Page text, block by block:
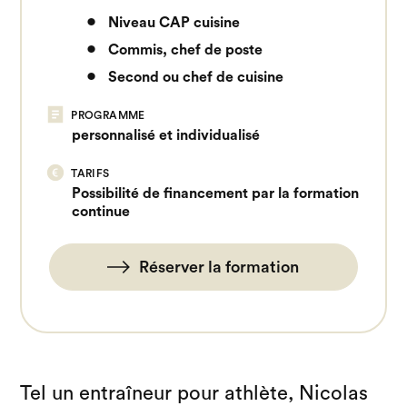
Tel un entraîneur pour athlète, Nicolas
Niveau CAP cuisine
Commis, chef de poste
Second ou chef de cuisine
PROGRAMME
personnalisé et individualisé
TARIFS
Possibilité de financement par la formation
continue
Réserver la formation